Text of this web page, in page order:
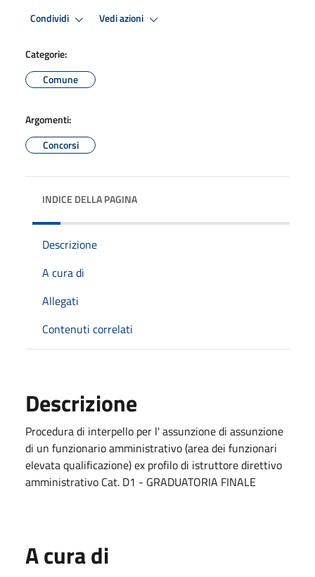
Condividi Vedi azioni
Categorie:
Comune
Argomenti:
Concorsi
INDICE DELLA PAGINA
Descrizione
A cura di
Allegati
Contenuti correlati
Descrizione
Procedura di interpello per l' assunzione di assunzione
di un funzionario amministrativo (area dei funzionari
elevata qualificazione) ex profilo di istruttore direttivo
amministrativo Cat. D1 - GRADUATORIA FINALE
A cura di